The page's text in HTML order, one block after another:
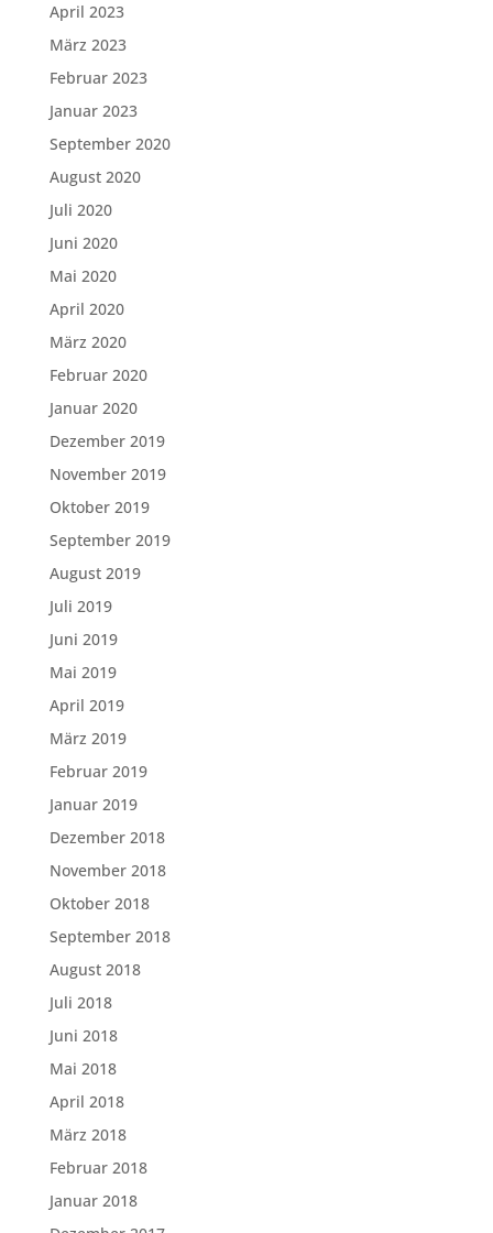
April 2023
März 2023
Februar 2023
Januar 2023
September 2020
August 2020
Juli 2020
Juni 2020
Mai 2020
April 2020
März 2020
Februar 2020
Januar 2020
Dezember 2019
November 2019
Oktober 2019
September 2019
August 2019
Juli 2019
Juni 2019
Mai 2019
April 2019
März 2019
Februar 2019
Januar 2019
Dezember 2018
November 2018
Oktober 2018
September 2018
August 2018
Juli 2018
Juni 2018
Mai 2018
April 2018
März 2018
Februar 2018
Januar 2018